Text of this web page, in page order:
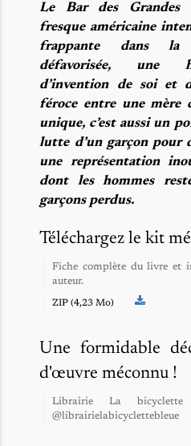
Le Bar des Grandes
fresque américaine
frappante dans la
défavorisée, une
d’invention de soi et
féroce entre une mère
unique, c’est aussi un
lutte d’un garçon pour
une représentation
dont les hommes
garçons perdus.
Téléchargez le kit
Fiche complète du livre et
auteur.
ZIP (4,23 Mo)
Une formidable
d'œuvre méconnu !
Librairie La
@librairielabicyclettebleue